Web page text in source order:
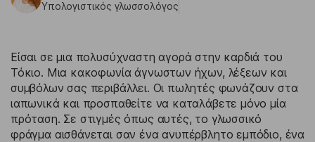
Υπολογιστικός γλωσσολόγος
Είσαι σε μια πολυσύχναστη αγορά στην καρδιά του
Τόκιο. Μια κακοφωνία άγνωστων ήχων, λέξεων και
συμβόλων σας περιβάλλει. Οι πωλητές φωνάζουν στα
ιαπωνικά και προσπαθείτε να καταλάβετε μόνο μία
πρόταση. Σε στιγμές όπως αυτές, το γλωσσικό
φράγμα αισθάνεται σαν ένα ανυπέρβλητο εμπόδιο, ένα